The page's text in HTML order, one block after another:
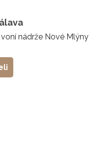
nádrže Nové Mlýny